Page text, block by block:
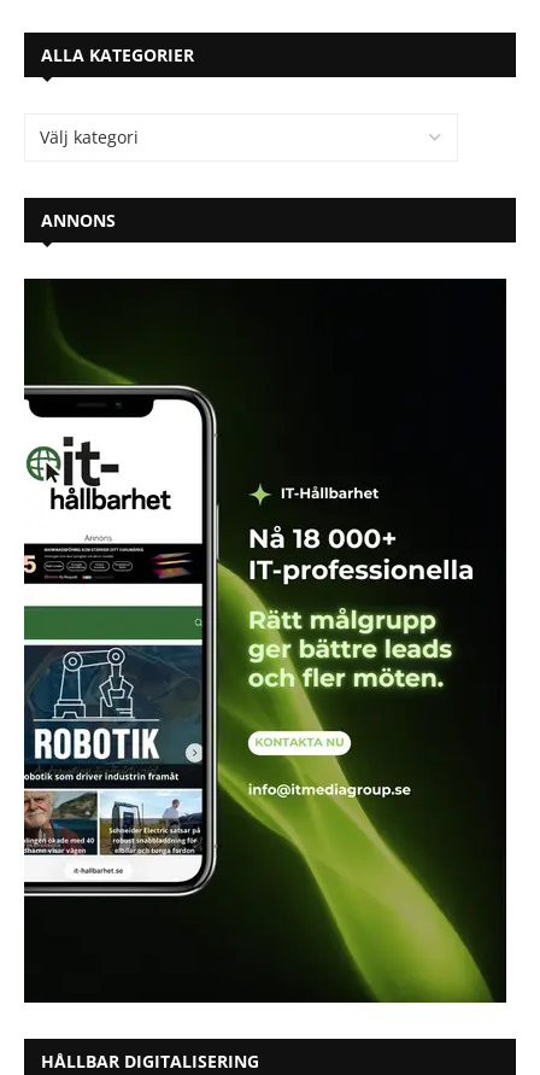
ALLA KATEGORIER
ANNONS
HÅLLBAR DIGITALISERING